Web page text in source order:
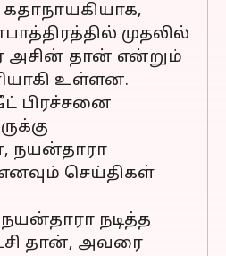
முதலில்
அசின் தான் என்றும்
உள்ளன.
பிரச்சனை
நயன்தாரா
செய்திகள்
நடித்த
தான், அவரை